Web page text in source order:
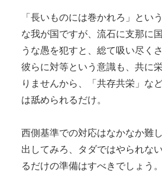
「長いものには巻かれろ」とい
な我が国ですが、流石に支那に
うな愚を犯すと、総て吸い尽くさ
彼らに対等という意識も、共に
りませんから、「共存共栄」な
は舐められるだけ。
西側基準での対応はなかなか難
出してみろ、タダではやられな
るだけの準備はすべきでしょう。